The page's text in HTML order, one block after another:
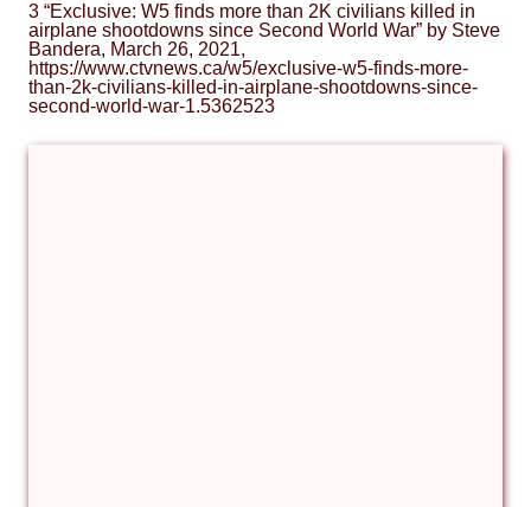
3 “Exclusive: W5 finds more than 2K civilians killed in
airplane shootdowns since Second World War” by Steve
Bandera, March 26, 2021,
https://www.ctvnews.ca/w5/exclusive-w5-finds-more-
than-2k-civilians-killed-in-airplane-shootdowns-since-
second-world-war-1.5362523